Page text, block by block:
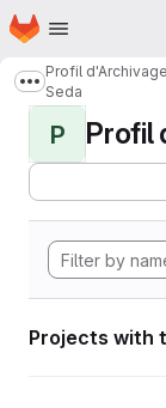
Skip to main content
Homepage
Show more
Profil
Seda
P Profil
Projects with